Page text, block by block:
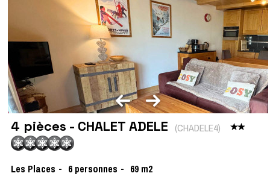
4 pièces - CHALET ADELE (CHADELE4)
Les Places 6 personnes 69 m2